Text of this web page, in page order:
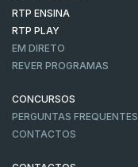
RTP ENSINA
RTP PLAY
EM DIRETO
REVER PROGRAMAS
CONCURSOS
PERGUNTAS FREQUENTES
CONTACTOS